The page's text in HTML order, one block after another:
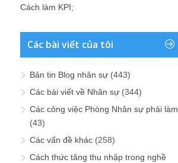
Cách làm KPI;
Các bài viết của tôi
Bản tin Blog nhân sự (443)
Các bài viết về Nhân sự (344)
Các công việc Phòng Nhân sự phải làm
(43)
Các vấn đề khác (258)
Cách thức tăng thu nhập trong nghề